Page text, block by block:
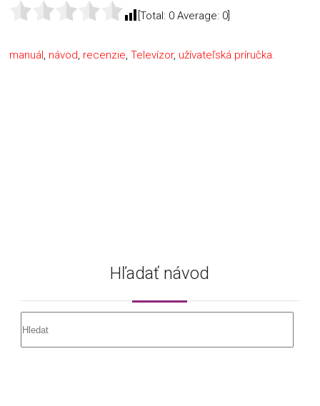
[Total: 0 Average: 0
manuál, návod, recenzie,Televízor, užívateľská príručka.
Hľadať návod